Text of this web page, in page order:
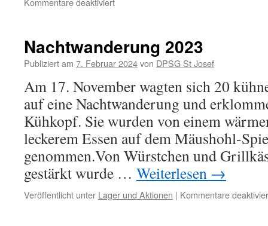
die
neue
Nachtwanderung 2023
Publiziert am 7. Februar 2024von DPSG St Josef
Am 17. November wagten sich 20
auf eine Nachtwanderung und
Kühkopf. Sie wurden von einem
leckerem Essen auf dem Mäushohl-
genommen.Von Würstchen und
gestärkt wurde … Weiterlesen →
Veröffentlicht unter Lager und Aktionen | Kommentare